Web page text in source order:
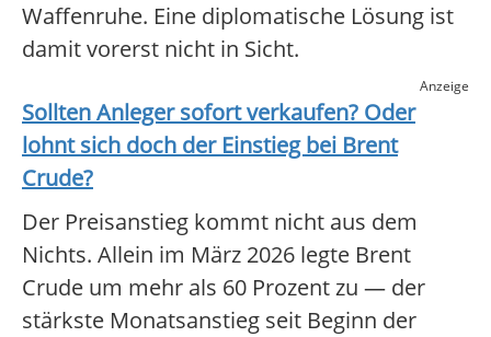
Waffenruhe. Eine diplomatische Lösung ist
damit vorerst nicht in Sicht.
Anzeige
Sollten Anleger sofort verkaufen? Oder
lohnt sich doch der Einstieg bei Brent
Crude?
Der Preisanstieg kommt nicht aus dem
Nichts. Allein im März 2026 legte Brent
Crude um mehr als 60 Prozent zu — der
stärkste Monatsanstieg seit Beginn der